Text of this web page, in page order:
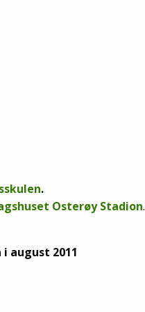
.
Osterøy Stadion.
august 2011